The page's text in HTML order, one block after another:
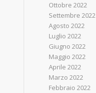
Ottobre 2022
Settembre 2022
Agosto 2022
Luglio 2022
Giugno 2022
Maggio 2022
Aprile 2022
Marzo 2022
Febbraio 2022